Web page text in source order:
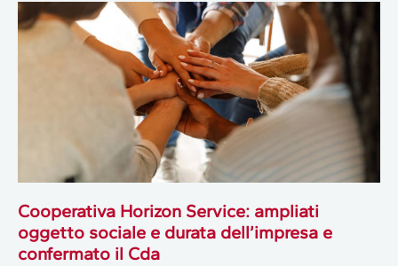
Cooperativa Horizon Service: ampliati
oggetto sociale e durata dell’impresa e
confermato il Cda